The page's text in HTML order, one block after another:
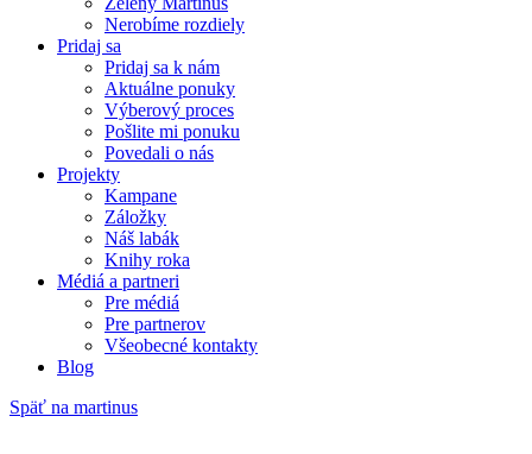
Nerobíme rozdiely
Pridaj sa
Pridaj sa k nám
Aktuálne ponuky
Výberový proces
Pošlite mi ponuku
Povedali o nás
Projekty
Kampane
Záložky
Náš labák
Knihy roka
Médiá a partneri
Pre médiá
Pre partnerov
Všeobecné kontakty
Blog
Späť na martinus